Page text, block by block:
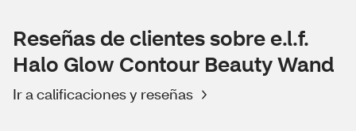
Reseñas de clientes sobre e.l.f.
Halo Glow Contour Beauty Wand
Ir a calificaciones y reseñas